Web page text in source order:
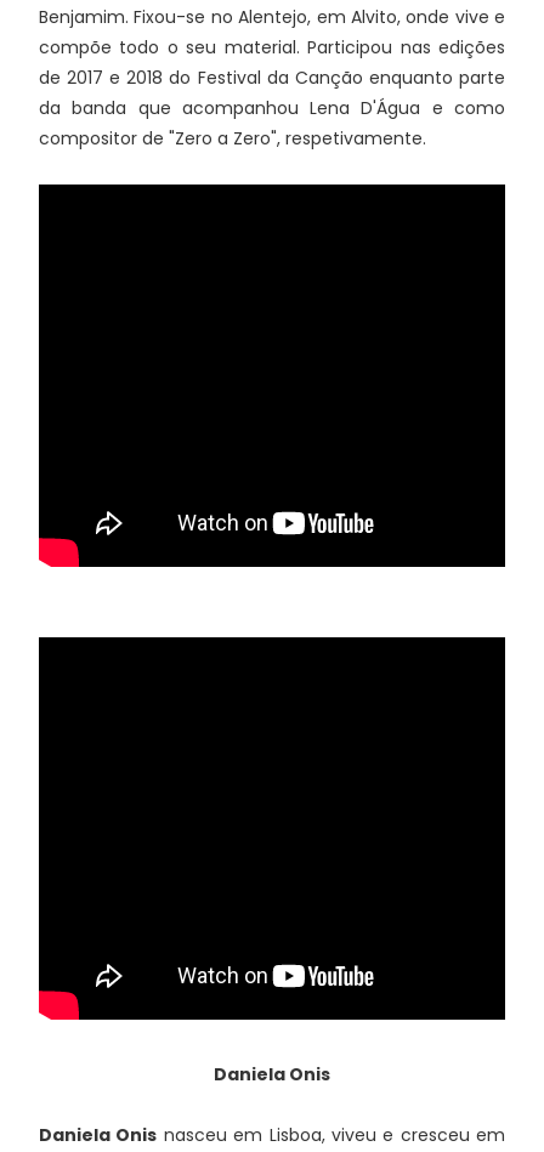
Benjamim. Fixou-se no Alentejo, em Alvito, onde vive e
compõe todo o seu material. Participou nas edições
de 2017 e 2018 do Festival da Canção enquanto parte
da banda que acompanhou Lena D'Água e como
compositor de "Zero a Zero", respetivamente.
Daniela Onis
Daniela Onis nasceu em Lisboa, viveu e cresceu em